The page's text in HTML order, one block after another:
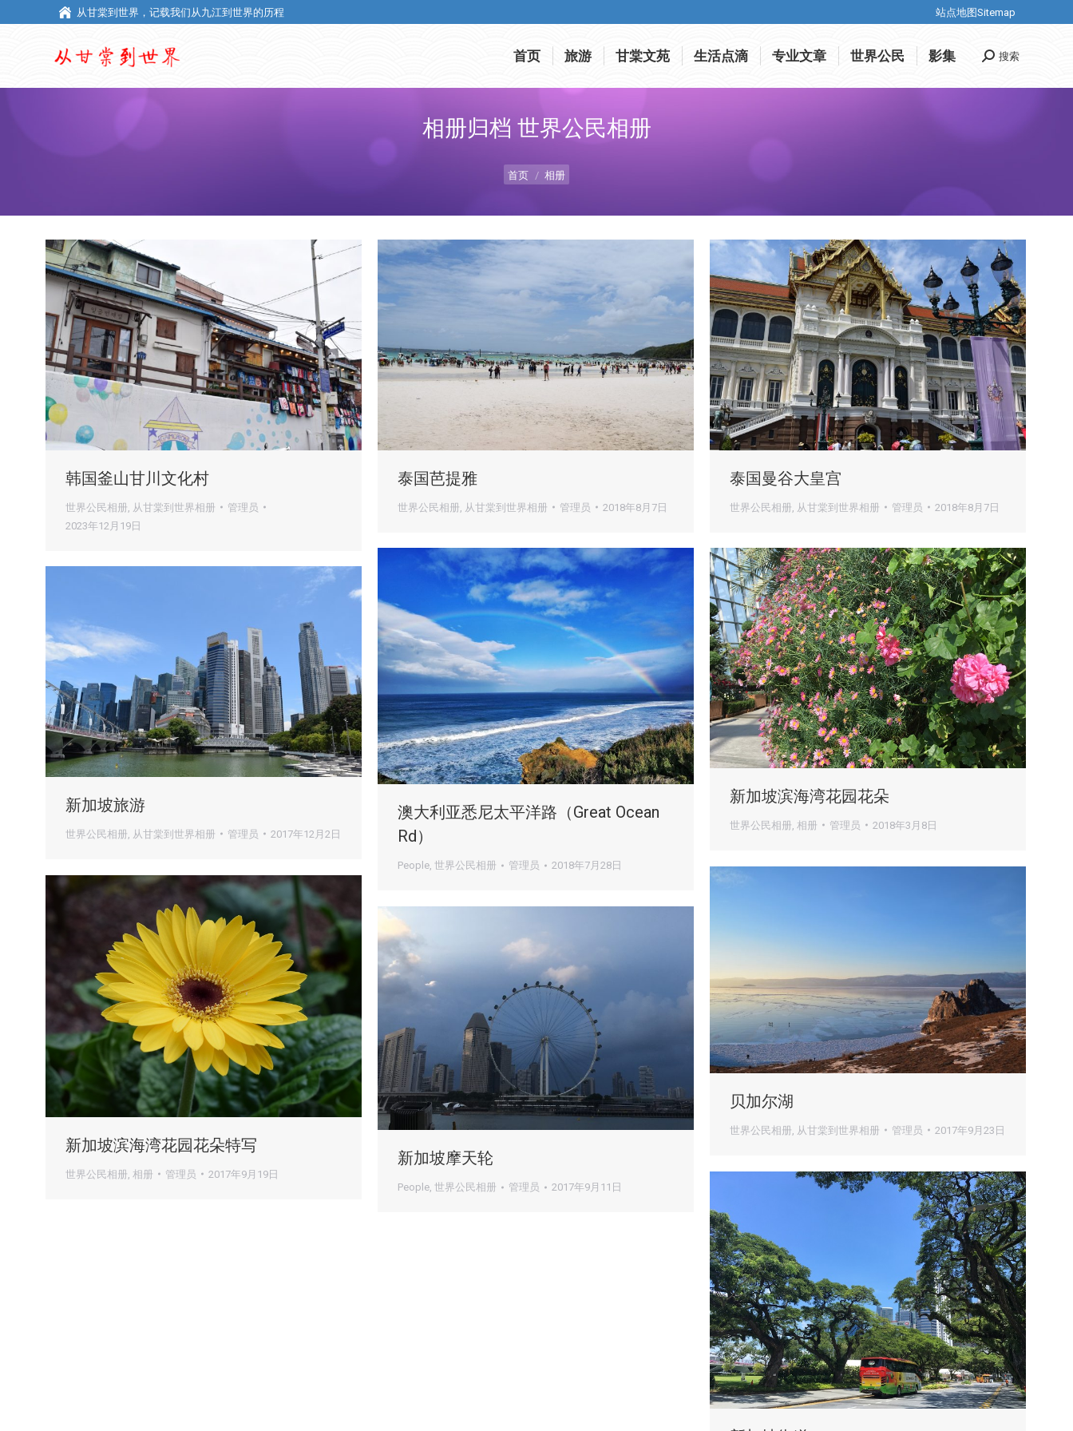
从甘棠到世界，记载我们从九江到世界的历程 站点地图Sitemap
首页 旅游 甘棠文苑 生活点滴 专业文章 世界公民 影集
搜 搜索
相册归档 世界公民相册
首页 相册
韩国釜山甘川文化村
世界公民相册 从甘棠到世界相册
管理员
2023年12月19日
泰国芭提雅
世界公民相册 从甘棠到世界相册 管理员 2018年8月7日
泰国曼谷大皇宫
世界公民相册 从甘棠到世界相册 管理员 2018年8月7日
澳大利亚悉尼太平洋路（Great Ocean
Rd）
People, 世界公民相册 管理员 2018年7月28日
新加坡滨海湾花园花朵
世界公民相册 相册 管理员 2018年3月8日
新加坡旅游
世界公民相册 从甘棠到世界相册 管理员 2017年12月2日
贝加尔湖
世界公民相册 从甘棠到世界相册 管理员 2017年9月23日
新加坡滨海湾花园花朵特写
世界公民相册 相册 管理员 2017年9月19日
新加坡摩天轮
People, 世界公民相册 管理员 2017年9月11日
从甘棠到世界，记载我们从九江到世界的历程 站点地图Sitemap
首页 旅游 甘棠文苑 生活点滴 专业文章 世界公民 影集
搜 搜索